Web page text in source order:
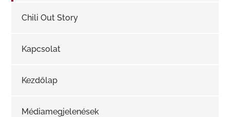
Chili Out Story
Kapcsolat
Kezdőlap
Médiamegjelenések